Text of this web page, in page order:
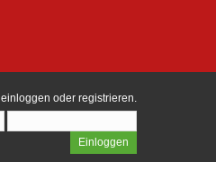
einloggen oder registrieren.